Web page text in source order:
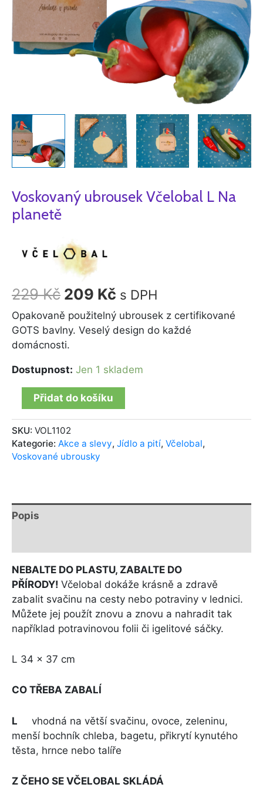
Voskovaný ubrousek Včelobal L Na
planetě
229Kč 209 Kč s DPH
Opakovaně použitelný ubrousek z certifikované
GOTS bavlny. Veselý design do každé
domácnosti.
Dostupnost: Jen 1 skladem
Přidat do košíku
SKU: VOL1102
Kategorie: Akce a slevy, Jídlo a pití, Včelobal,
Voskované ubrousky
Popis
NEBALTE DO PLASTU, ZABALTE DO
PŘÍRODY! Včelobal dokáže krásně a zdravě
zabalit svačinu na cesty nebo potraviny v lednici.
Můžete jej použít znovu a znovu a nahradit tak
například potravinovou folii či igelitové sáčky.
L 34 x 37 cm
CO TŘEBA ZABALÍ
L vhodná na větší svačinu, ovoce, zeleninu,
menší bochník chleba, bagetu, přikrytí kynutého
těsta, hrnce nebo talíře
Z ČEHO SE VČELOBAL SKLÁDÁ